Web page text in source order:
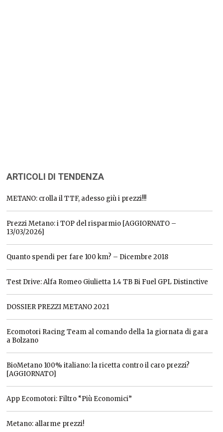
ARTICOLI DI TENDENZA
METANO: crolla il TTF, adesso giù i prezzi!!!
Prezzi Metano: i TOP del risparmio [AGGIORNATO –
13/03/2026]
Quanto spendi per fare 100 km? – Dicembre 2018
Test Drive: Alfa Romeo Giulietta 1.4 TB Bi Fuel GPL Distinctive
DOSSIER PREZZI METANO 2021
Ecomotori Racing Team al comando della 1a giornata di gara
a Bolzano
BioMetano 100% italiano: la ricetta contro il caro prezzi?
[AGGIORNATO]
App Ecomotori: Filtro “Più Economici”
Metano: allarme prezzi!